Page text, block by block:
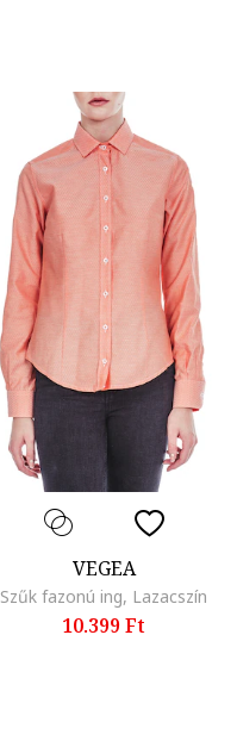
VEGEA
Szűk fazonú ing, Lazacszín
10.399 Ft